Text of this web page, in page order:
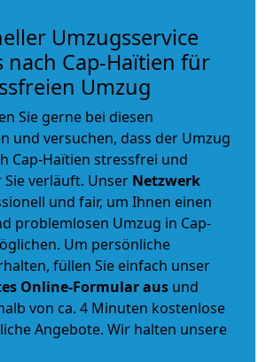
Umzugsservice
nach Cap-Haïtien für
Umzug
Sie gerne bei diesen
und versuchen, dass der Umzug
Cap-Haïtien stressfrei und
verläuft. Unser Netzwerk
und fair, um Ihnen einen
problemlosen Umzug in Cap-
Um persönliche
füllen Sie einfach unser
Online-Formular aus und
von ca. 4 Minuten kostenlose
Angebote. Wir halten unsere